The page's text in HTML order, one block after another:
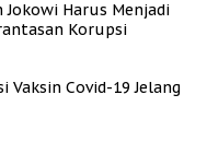
Jokowi Harus Menjadi
Korupsi
Covid-19 Jelang